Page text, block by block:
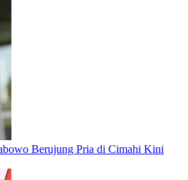
Berujung Pria di Cimahi Kini